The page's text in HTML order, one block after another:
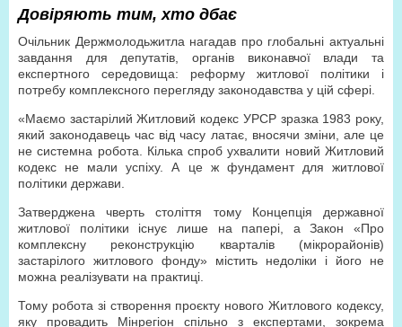
Довіряють тим, хто дбає
Очільник Держмолодьжитла нагадав про глобальні актуальні
завдання для депутатів, органів виконавчої влади та
експертного середовища: реформу житлової політики і
потребу комплексного перегляду законодавства у цій сфері.
«Маємо застарілий Житловий кодекс УРСР зразка 1983 року,
який законодавець час від часу латає, вносячи зміни, але це
не системна робота. Кілька спроб ухвалити новий Житловий
кодекс не мали успіху. А це ж фундамент для житлової
політики держави.
Затверджена чверть століття тому Концепція державної
житлової політики існує лише на папері, а Закон «Про
комплексну реконструкцію кварталів (мікрорайонів)
застарілого житлового фонду» містить недоліки і його не
можна реалізувати на практиці.
Тому робота зі створення проєкту нового Житлового кодексу,
яку провадить Мінрегіон спільно з експертами, зокрема